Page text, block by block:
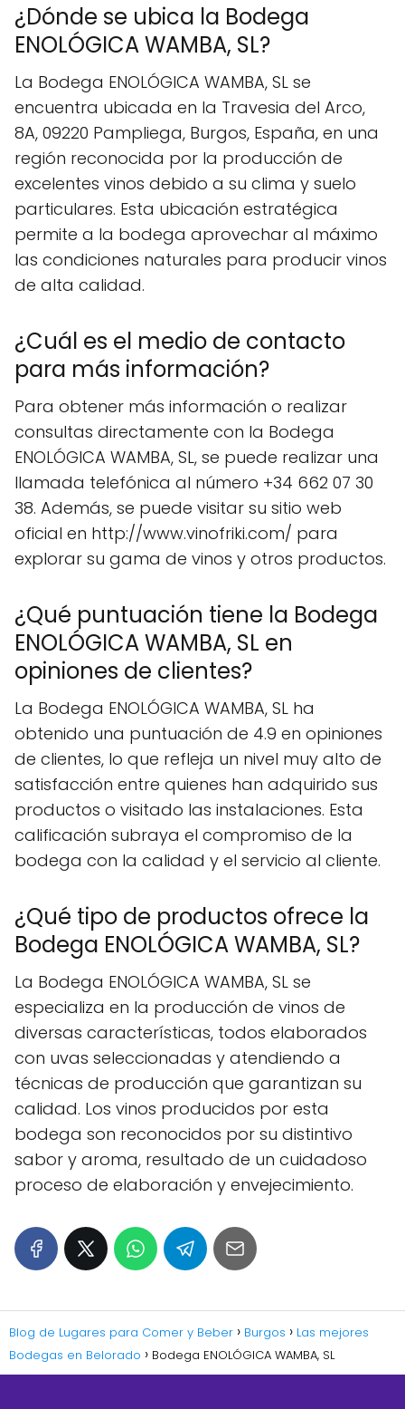
¿Dónde se ubica la Bodega
ENOLÓGICA WAMBA, SL?
La Bodega ENOLÓGICA WAMBA, SL se
encuentra ubicada en la Travesia del Arco,
8A, 09220 Pampliega, Burgos, España, en una
región reconocida por la producción de
excelentes vinos debido a su clima y suelo
particulares. Esta ubicación estratégica
permite a la bodega aprovechar al máximo
las condiciones naturales para producir vinos
de alta calidad.
¿Cuál es el medio de contacto
para más información?
Para obtener más información o realizar
consultas directamente con la Bodega
ENOLÓGICA WAMBA, SL, se puede realizar una
llamada telefónica al número +34 662 07 30
38. Además, se puede visitar su sitio web
oficial en http://www.vinofriki.com/ para
explorar su gama de vinos y otros productos.
¿Qué puntuación tiene la Bodega
ENOLÓGICA WAMBA, SL en
opiniones de clientes?
La Bodega ENOLÓGICA WAMBA, SL ha
obtenido una puntuación de 4.9 en opiniones
de clientes, lo que refleja un nivel muy alto de
satisfacción entre quienes han adquirido sus
productos o visitado las instalaciones. Esta
calificación subraya el compromiso de la
bodega con la calidad y el servicio al cliente.
¿Qué tipo de productos ofrece la
Bodega ENOLÓGICA WAMBA, SL?
La Bodega ENOLÓGICA WAMBA, SL se
especializa en la producción de vinos de
diversas características, todos elaborados
con uvas seleccionadas y atendiendo a
técnicas de producción que garantizan su
calidad. Los vinos producidos por esta
bodega son reconocidos por su distintivo
sabor y aroma, resultado de un cuidadoso
proceso de elaboración y envejecimiento.
Blog de Lugares para Comer y Beber Burgos
Las mejores
Bodegas en Belorado
Bodega ENOLÓGICA WAMBA, SL